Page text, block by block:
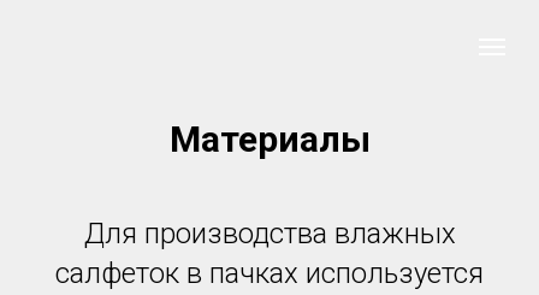
Материалы
Для производства влажных
салфеток в пачках используется